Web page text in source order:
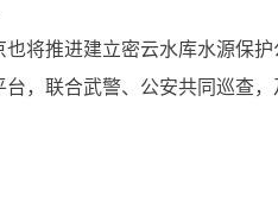
也将推进建立密云水库水源保
，联合武警、公安共同巡查，